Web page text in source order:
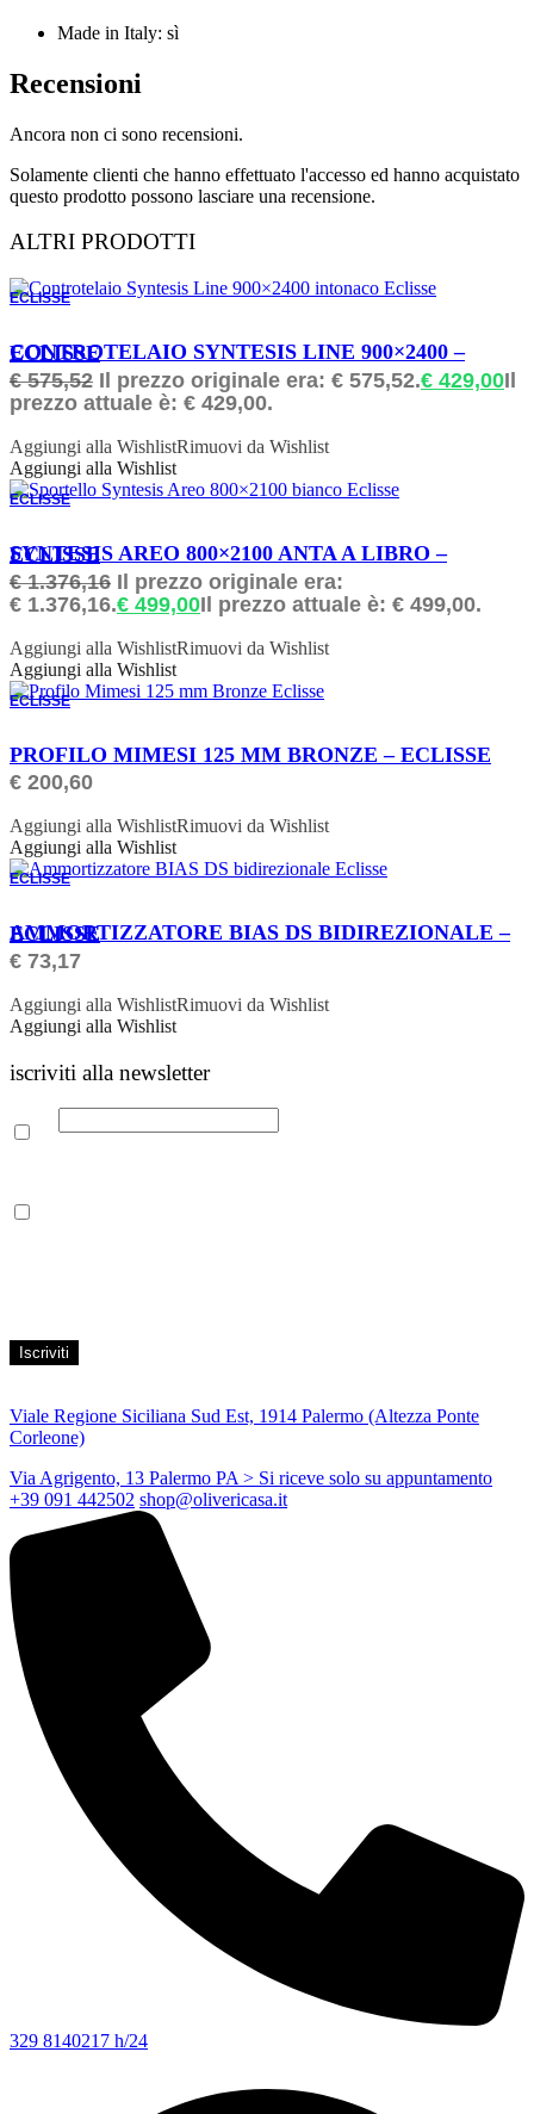
Made in Italy: sì
Recensioni
Ancora non ci sono recensioni.
Solamente clienti che hanno effettuato l'accesso ed hanno acquistato
questo prodotto possono lasciare una recensione.
ALTRI PRODOTTI
ECLISSE
ORDINABILE
CONTROTELAIO SYNTESIS LINE 900×2400 – ECLISSE
€575,52 Il prezzo originale era: € 575,52.€ 429,00Il
prezzo attuale è: € 429,00.
Aggiungi alla WishlistRimuovi da Wishlist
Aggiungi alla Wishlist
ECLISSE
ORDINABILE
SYNTESIS AREO 800×2100 ANTA A LIBRO – ECLISSE
€1.376,16 Il prezzo originale era:
€ 1.376,16.€ 499,00Il prezzo attuale è: € 499,00.
Aggiungi alla WishlistRimuovi da Wishlist
Aggiungi alla Wishlist
ECLISSE
ORDINABILE
PROFILO MIMESI 125 MM BRONZE – ECLISSE
€ 200,60
Aggiungi alla WishlistRimuovi da Wishlist
Aggiungi alla Wishlist
ECLISSE
ORDINABILE
AMMORTIZZATORE BIAS DS BIDIREZIONALE – ECLISSE
€ 73,17
Aggiungi alla WishlistRimuovi da Wishlist
Aggiungi alla Wishlist
iscriviti alla newsletter
Email
Viale Regione Siciliana Sud Est, 1914 Palermo (Altezza Ponte
Corleone)
Via Agrigento, 13 Palermo PA> Si riceve solo su appuntamento
+39 091 442502 shop@olivericasa.it
329 8140217 h/24